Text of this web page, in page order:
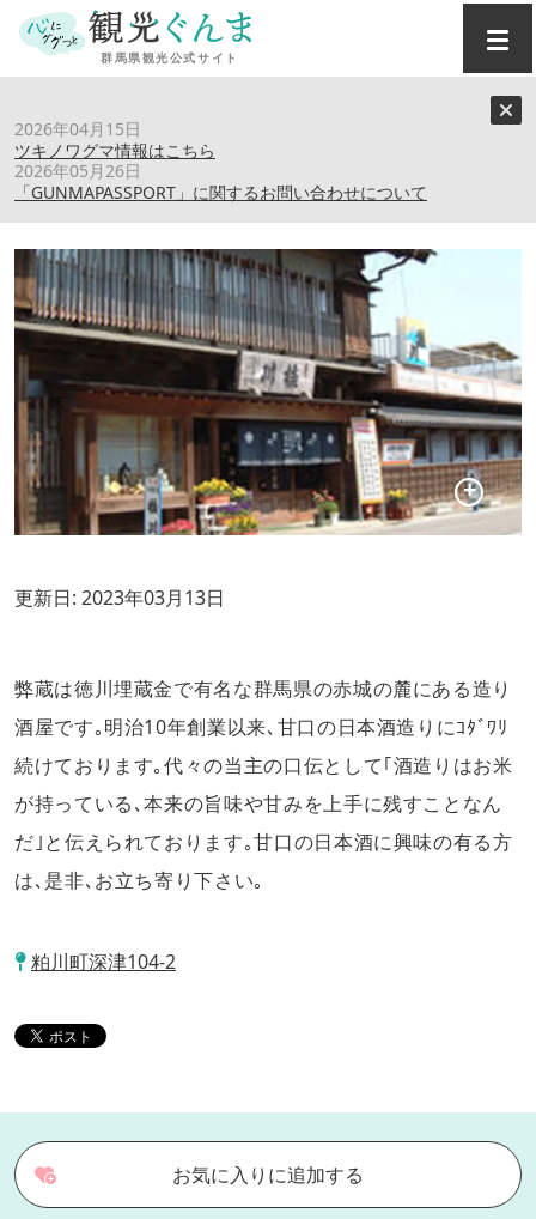
2026年04月15日
ツキノワグマ情報はこちら
2026年05月26日
「GUNMAPASSPORT」に関するお問い合わせについて
桂川（柳澤酒造(株)）
更新日: 2023年03月13日
弊蔵は徳川埋蔵金で有名な群馬県の赤城の麓にある造り
酒屋です｡明治10年創業以来､甘口の日本酒造りにｺﾀﾞﾜﾘ
続けております｡代々の当主の口伝として｢酒造りはお米
が持っている､本来の旨味や甘みを上手に残すことなん
だ｣と伝えられております｡甘口の日本酒に興味の有る方
は､是非､お立ち寄り下さい｡
粕川町深津104-2
お気に入りに追加する